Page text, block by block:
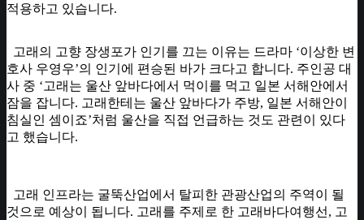
적용하고 있습니다.
고래의 고향 장생포가 인기를 끄는 이유는 드라마 ‘이상한 변
호사 우영우’의 인기에 편승된 바가 크다고 합니다. 주인공 대
사 중 ‘고래는 울산 앞바다에서 먹이를 먹고 일본 서해안에서
잠을 잡니다. 고래한테는 울산 앞바다가 주방, 일본 서해안이
침실인 셈이죠’처럼 울산을 직접 언급하는 것도 관련이 있다
고 했습니다.
고래 인프라는 굴뚝산업에서 탈피한 관광산업의 주역이 될
것으로 예상이 됩니다. 고래를 주제로 한 고래바다여행선, 고